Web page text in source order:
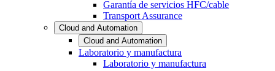
Garantía de servicios HFC/cable
Transport Assurance
Cloud and Automation
Cloud and Automation
Laboratorio y manufactura
Laboratorio y manufactura